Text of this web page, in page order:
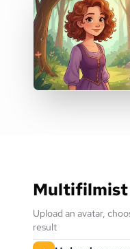
Multifilmist
Upload an avatar,
result